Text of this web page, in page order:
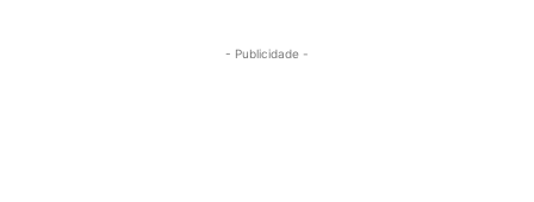
- Publicidade -